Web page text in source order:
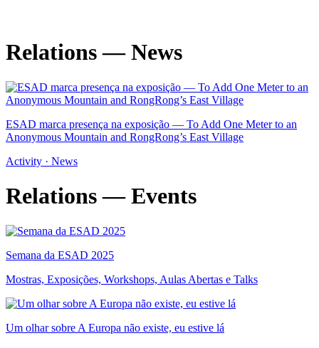
Relations — News
ESAD marca presença na exposição — To Add One Meter to an
Anonymous Mountain and RongRong’s East Village
Activity · News
Relations — Events
Semana da ESAD 2025
Mostras, Exposições, Workshops, Aulas Abertas e Talks
Um olhar sobre A Europa não existe, eu estive lá